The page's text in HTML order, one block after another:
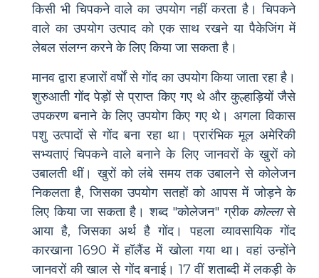
किसी भी चिपकने वाले का उपयोग नहीं करता है। चिपकने
वाले का उपयोग उत्पाद को एक साथ रखने या पैकेजिंग में
लेबल संलग्न करने के लिए किया जा सकता है।
मानव द्वारा हजारों वर्षों से गोंद का उपयोग किया जाता रहा है।
शुरुआती गोंद पेड़ों से प्राप्त किए गए थे और कुल्हाड़ियों जैसे
उपकरण बनाने के लिए उपयोग किए गए थे। अगला विकास
पशु उत्पादों से गोंद बना रहा था। प्रारंभिक मूल अमेरिकी
सभ्यताएं चिपकने वाले बनाने के लिए जानवरों के खुरों को
उबालती थीं। खुरों को लंबे समय तक उबालने से कोलेजन
निकलता है, जिसका उपयोग सतहों को आपस में जोड़ने के
लिए किया जा सकता है। शब्द "कोलेजन" ग्रीक कोल्लासे
आया है, जिसका अर्थ है गोंद। पहला व्यावसायिक गोंद
कारखाना 1690 में हॉलैंड में खोला गया था। वहां उन्होंने
जानवरों की खाल से गोंद बनाई। 17 वीं शताब्दी में लकड़ी के